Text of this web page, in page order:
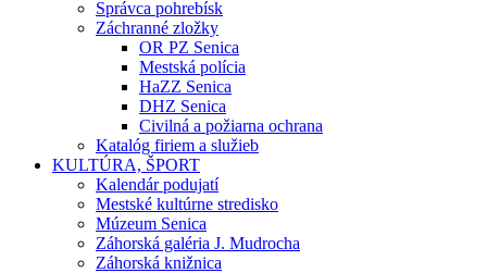
Správca pohrebísk
Záchranné zložky
OR PZ Senica
Mestská polícia
HaZZ Senica
DHZ Senica
Civilná a požiarna ochrana
Katalóg firiem a služieb
KULTÚRA, ŠPORT
Kalendár podujatí
Mestské kultúrne stredisko
Múzeum Senica
Záhorská galéria J. Mudrocha
Záhorská knižnica